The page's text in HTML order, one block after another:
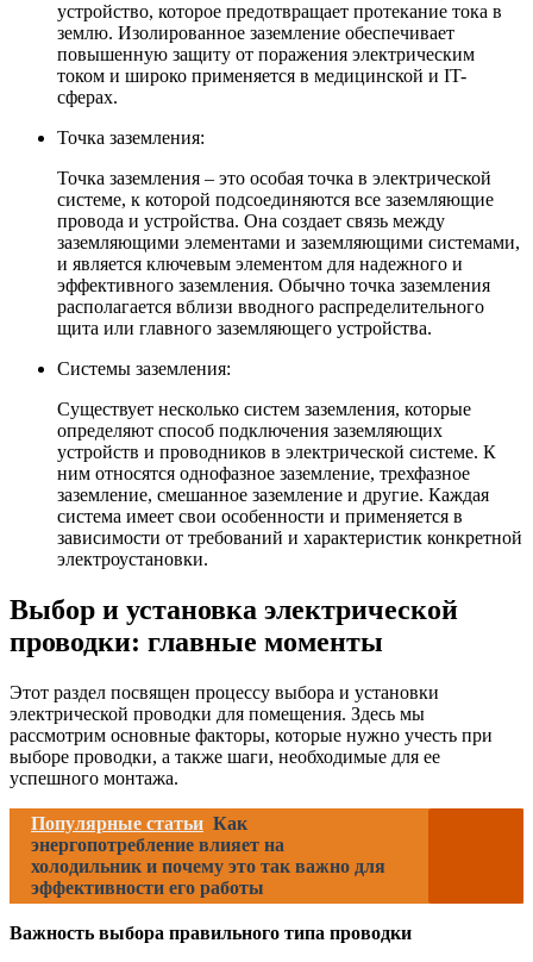
устройство, которое предотвращает протекание тока в
землю. Изолированное заземление обеспечивает
повышенную защиту от поражения электрическим
током и широко применяется в медицинской и IT-
сферах.
Точка заземления:
Точка заземления – это особая точка в электрической
системе, к которой подсоединяются все заземляющие
провода и устройства. Она создает связь между
заземляющими элементами и заземляющими системами,
и является ключевым элементом для надежного и
эффективного заземления. Обычно точка заземления
располагается вблизи вводного распределительного
щита или главного заземляющего устройства.
Системы заземления:
Существует несколько систем заземления, которые
определяют способ подключения заземляющих
устройств и проводников в электрической системе. К
ним относятся однофазное заземление, трехфазное
заземление, смешанное заземление и другие. Каждая
система имеет свои особенности и применяется в
зависимости от требований и характеристик конкретной
электроустановки.
Выбор и установка электрической
проводки: главные моменты
Этот раздел посвящен процессу выбора и установки
электрической проводки для помещения. Здесь мы
рассмотрим основные факторы, которые нужно учесть при
выборе проводки, а также шаги, необходимые для ее
успешного монтажа.
Популярные статьи Как
энергопотребление влияет на
холодильник и почему это так важно для
эффективности его работы
Важность выбора правильного типа проводки